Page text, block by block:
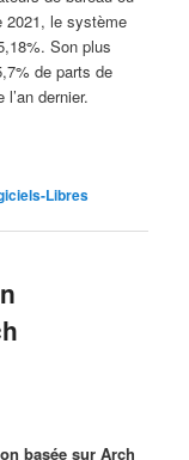
2021, le système
Son plus
de parts de
dernier.
Libres
basée sur Arch